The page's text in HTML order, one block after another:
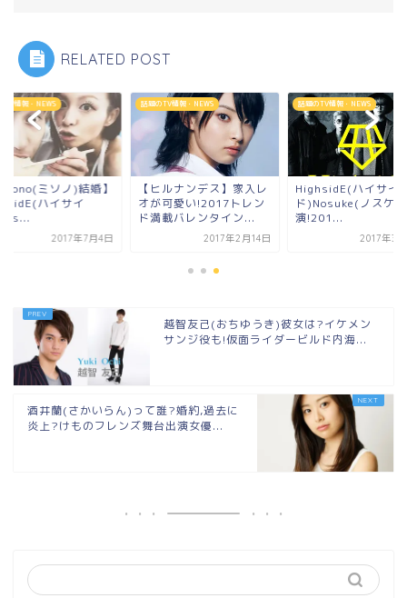
RELATED POST
TV情報・NEWS
ミソノ)結婚】
ハイサイ
2017年7月4日
話題のTV情報・NEWS
【ヒルナンデス】家入レ
オが可愛い!2017トレン
ド満載バレンタイン...
2017年2月14日
話題のTV情報・NEWS
HighsidE(ハイサイ
ド)Nosuke(ノスケ)
演!201...
2017年3
越智友己(おちゆうき)彼女は?イケメン
サンジ役も!仮面ライダービルド内海...
酒井蘭(さかいらん)って誰?婚約,過去に
炎上?けものフレンズ舞台出演女優...